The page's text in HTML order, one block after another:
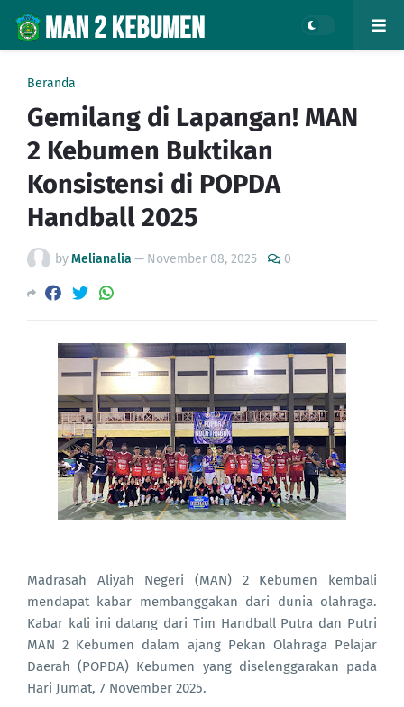
Beranda
Gemilang di Lapangan! MAN
2 Kebumen Buktikan
Konsistensi di POPDA
Handball 2025
byMelianalia — November 08, 2025 0
Madrasah Aliyah Negeri (MAN) 2 Kebumen kembali
mendapat kabar membanggakan dari dunia olahraga.
Kabar kali ini datang dari Tim Handball Putra dan Putri
MAN 2 Kebumen dalam ajang Pekan Olahraga Pelajar
Daerah (POPDA) Kebumen yang diselenggarakan pada
Hari Jumat, 7 November 2025.